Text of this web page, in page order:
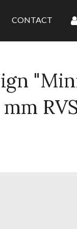
CONTACT